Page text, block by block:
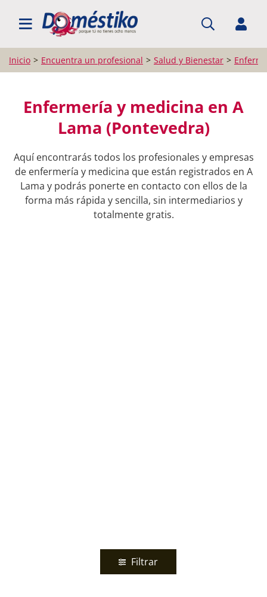
BUSCAR PROFESIONALES
Inicio Encuentra un profesional Salud y Bienestar
Enfermería y medicina en A
Lama (Pontevedra)
Aquí encontrarás todos los profesionales y empresas
de enfermería y medicina que están registrados en A
Lama y podrás ponerte en contacto con ellos de la
forma más rápida y sencilla, sin intermediarios y
totalmente gratis.
Filtrar